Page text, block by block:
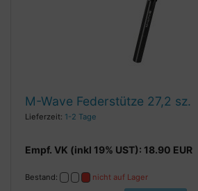
M-Wave Federstütze 27,2 sz.
Lieferzeit: 1-2 Tage
Empf. VK (inkl 19% UST): 18.90 EUR
Bestand: nicht auf Lager